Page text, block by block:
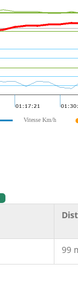
Vitesse Km/h
99